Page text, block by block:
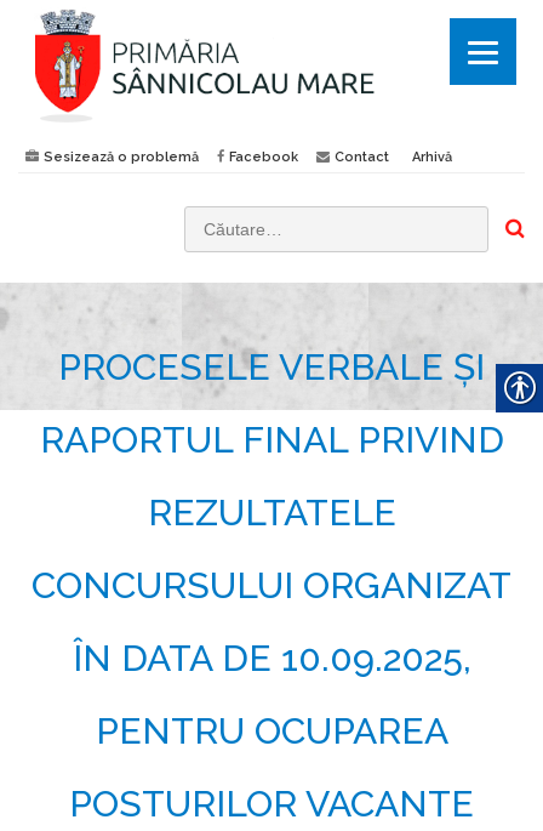
Sesizează o problemă Facebook Contact Arhivă
PROCESELE VERBALE ȘI
RAPORTUL FINAL PRIVIND
REZULTATELE
CONCURSULUI ORGANIZAT
ÎN DATA DE 10.09.2025,
PENTRU OCUPAREA
POSTURILOR VACANTE